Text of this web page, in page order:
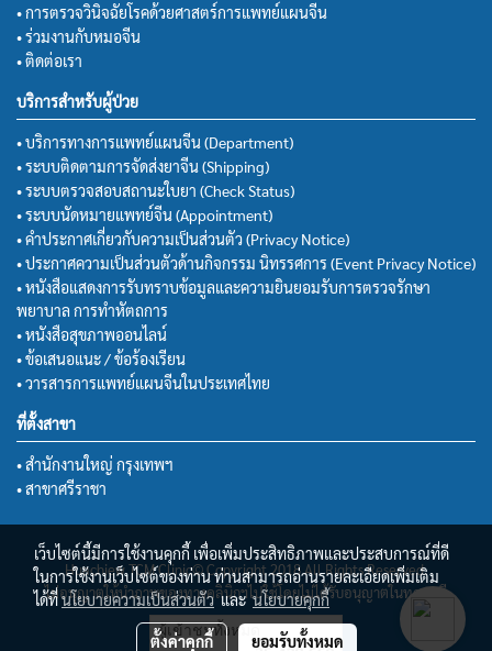
• การตรวจวินิจฉัยโรคด้วยศาสตร์การแพทย์แผนจีน
• ร่วมงานกับหมอจีน
• ติดต่อเรา
บริการสำหรับผู้ป่วย
• บริการทางการแพทย์แผนจีน (Department)
• ระบบติดตามการจัดส่งยาจีน (Shipping)
• ระบบตรวจสอบสถานะใบยา (Check Status)
• ระบบนัดหมายแพทย์จีน (Appointment)
• คำประกาศเกี่ยวกับความเป็นส่วนตัว (Privacy Notice)
• ประกาศความเป็นส่วนตัวด้านกิจกรรม นิทรรศการ (Event Privacy Notice)
• หนังสือแสดงการรับทราบข้อมูลและความยินยอมรับการตรวจรักษา
พยาบาล การทำหัตถการ
• หนังสือสุขภาพออนไลน์
• ข้อเสนอแนะ / ข้อร้องเรียน
• วารสารการแพทย์แผนจีนในประเทศไทย
ที่ตั้งสาขา
• สำนักงานใหญ่ กรุงเทพฯ
• สาขาศรีราชา
Huachiew TCM Clinic© Copyright 2018 All Rights Reserved.
ไม่อนุญาตให้นำภาพของทางคลินิกฯไปใช้โดยไม่ได้รับอนุญาตในทุกกรณี
ผู้เข้าชมวันนี้ 10,845
เว็บไซต์นี้มีการใช้งานคุกกี้ เพื่อเพิ่มประสิทธิภาพและประสบการณ์ที่ดี
ในการใช้งานเว็บไซต์ของท่าน ท่านสามารถอ่านรายละเอียดเพิ่มเติม
ได้ที่นโยบายความเป็นส่วนตัวและนโยบายคุกกี้
ตั้งค่าคุกกี้ ยอมรับทั้งหมด